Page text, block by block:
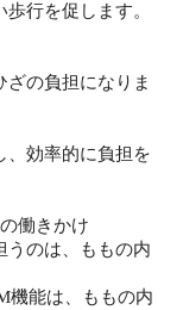
行を促します。
ざの負担になりま
、効率的に負担を
働きかけ
うのは、ももの内
機能は、ももの内